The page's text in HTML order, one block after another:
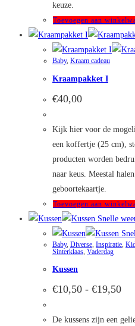
de
keuze.
Toevoegen aan
Baby, Kraam cadeau
Kraampakket I
€40,00
Kijk hier voor de
een koffertje (25 cm),
producten worden
naar keus. Meestal
geboortekaartje.
Toevoegen aan
Snelle
Baby, Diverse Inspiratie
Sinterklaas Vaderdag
Kussen
€10,50 - €19,50
De kussens zijn een